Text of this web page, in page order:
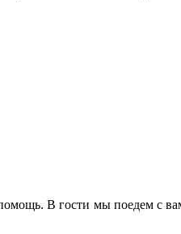
В гости мы поедем с